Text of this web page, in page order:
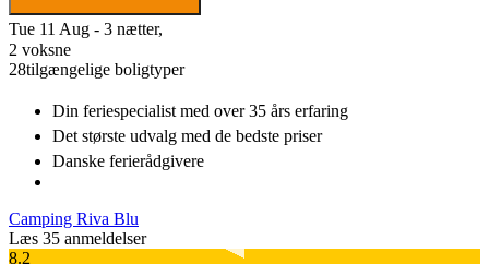
Tue 11 Aug - 3 nætter,
2 voksne
28tilgængelige boligtyper
Din feriespecialist med over 35 års erfaring
Det største udvalg med de bedste priser
Danske ferierådgivere
Camping Riva Blu
Læs 35 anmeldelser
8.2